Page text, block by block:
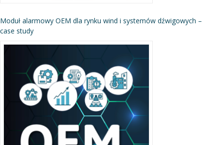
Moduł alarmowy OEM dla rynku wind i systemów dźwigowych –
case study